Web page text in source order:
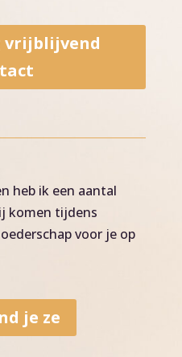
vrijblijvend
heb ik een aantal
komen tijdens
voor je op
je ze